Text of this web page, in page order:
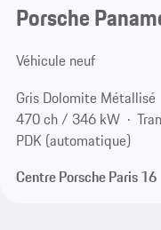
Porsche
Véhicule neuf
Gris Dolomite Métallisé
470 ch / 346 kW
PDK (automatique)
Centre Porsche Paris 16